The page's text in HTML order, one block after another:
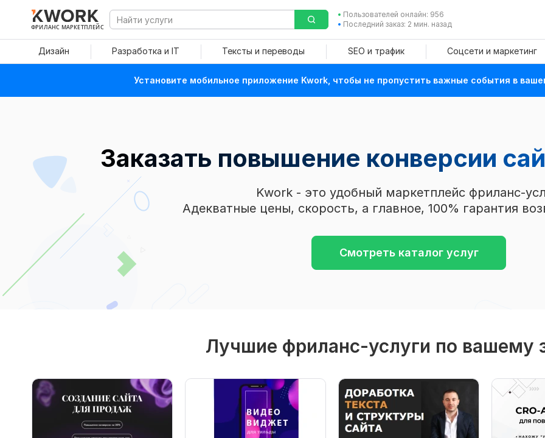
ФРИЛАНС МАРКЕТПЛЕЙС
Пользователей онлайн: 956
Последний заказ: 2 мин. назад
Дизайн Разработка и IT Тексты и переводы SEO и трафик Соцсети и маркетинг
Установите мобильное приложение Kwork, чтобы не пропустить важные события в
Заказать повышение конверсии
Kwork - это удобный маркетплейс фриланс-
Адекватные цены, скорость, а главное, 100% гарантия
Смотреть каталог услуг
Лучшие фриланс-услуги по вашему